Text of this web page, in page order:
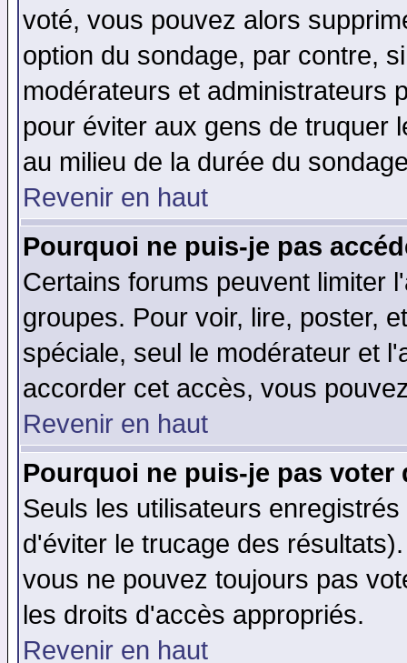
voté, vous pouvez alors
option du sondage, par contre,
modérateurs et administrateurs
pour éviter aux gens de truquer
au milieu de la durée du
Revenir en haut
Pourquoi ne puis-je pas
Certains forums peuvent limiter
groupes. Pour voir, lire, poster,
spéciale, seul le modérateur et
accorder cet accès, vous
Revenir en haut
Pourquoi ne puis-je pas voter
Seuls les utilisateurs
d'éviter le trucage des
vous ne pouvez toujours pas
les droits d'accès appropriés.
Revenir en haut